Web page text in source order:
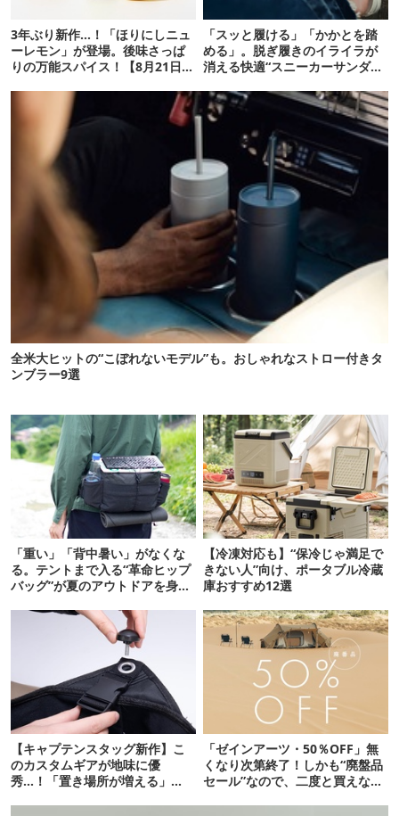
3年ぶり新作…！「ほりにしニュ
ーレモン」が登場。後味さっぱ
りの万能スパイス！【8月21日発
「スッと履ける」「かかとを踏
める」。脱ぎ履きのイライラが
消える快適“スニーカーサンダ
全米大ヒットの“こぼれないモデル”も。おしゃれなストロー付きタ
ンブラー9選
「重い」「背中暑い」がなくな
る。テントまで入る“革命ヒップ
バッグ”が夏のアウトドアを身軽
【冷凍対応も】“保冷じゃ満足で
きない人”向け、ポータブル冷蔵
庫おすすめ12選
【キャプテンスタッグ新作】こ
のカスタムギアが地味に優
秀…！「置き場所が増える」
「ゼインアーツ・50％OFF」無
くなり次第終了！しかも“廃盤品
セール”なので、二度と買えない